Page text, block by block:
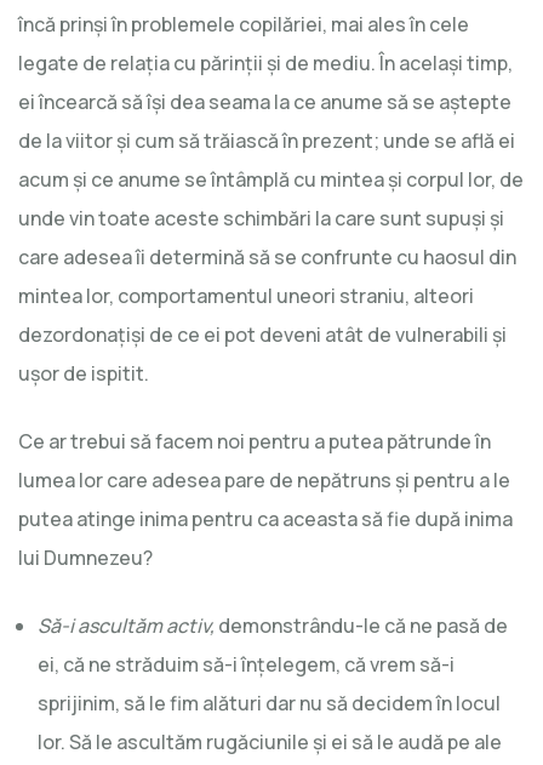
încă prinși în problemele copilăriei, mai ales în cele
legate de relația cu părinții și de mediu. În același timp,
ei încearcă să își dea seama la ce anume să se aștepte
de la viitor și cum să trăiască în prezent; unde se află ei
acum și ce anume se întâmplă cu mintea și corpul lor, de
unde vin toate aceste schimbări la care sunt supuși și
care adesea îi determină să se confrunte cu haosul din
mintea lor, comportamentul uneori straniu, alteori
dezordonațiși de ce ei pot deveni atât de vulnerabili și
ușor de ispitit.
Ce ar trebui să facem noi pentru a putea pătrunde în
lumea lor care adesea pare de nepătruns și pentru a le
putea atinge inima pentru ca aceasta să fie după inima
lui Dumnezeu?
Să-i ascultăm activ, demonstrându-le că ne pasă de
ei, că ne străduim să-i înțelegem, că vrem să-i
sprijinim, să le fim alături dar nu să decidem în locul
lor. Să le ascultăm rugăciunile și ei să le audă pe ale